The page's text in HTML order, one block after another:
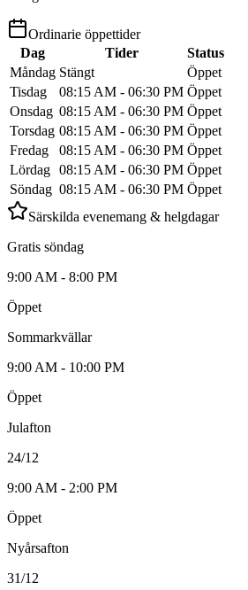
Ordinarie öppettider
Dag
Tider
Status
Måndag Stängt
Öppet
Tisdag
08:15 AM - 06:30 PM Öppet
Onsdag 08:15 AM - 06:30 PM Öppet
Torsdag 08:15 AM - 06:30 PM Öppet
Fredag
08:15 AM - 06:30 PM Öppet
Lördag 08:15 AM - 06:30 PM Öppet
Söndag 08:15 AM - 06:30 PM Öppet
Särskilda evenemang & helgdagar
Gratis söndag
9:00 AM - 8:00 PM
Öppet
Sommarkvällar
9:00 AM - 10:00 PM
Öppet
Julafton
24/12
9:00 AM - 2:00 PM
Öppet
Nyårsafton
31/12